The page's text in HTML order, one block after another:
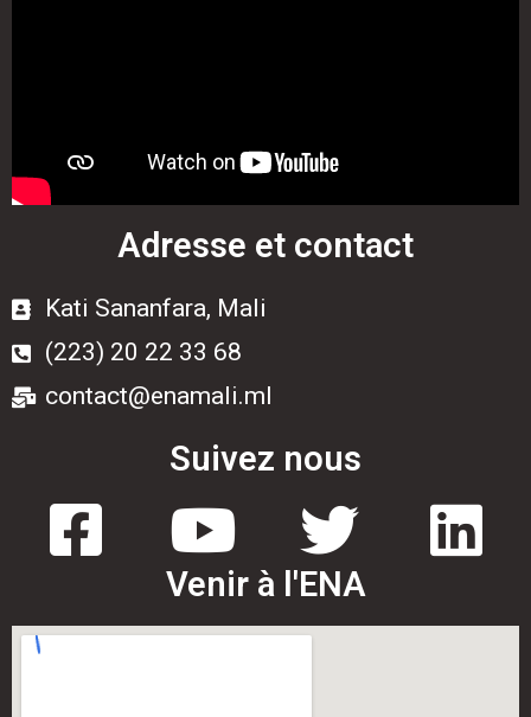
Adresse et contact
Kati Sananfara, Mali
(223) 20 22 33 68
contact@enamali.ml
Suivez nous
Venir à l'ENA